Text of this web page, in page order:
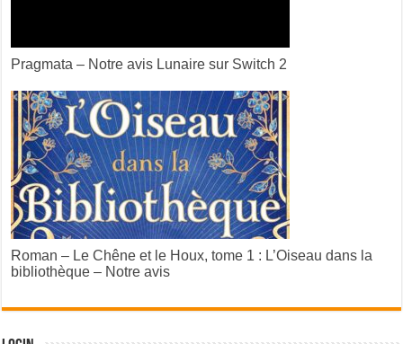
Pragmata – Notre avis Lunaire sur Switch 2
Roman – Le Chêne et le Houx, tome 1 : L’Oiseau dans la
bibliothèque – Notre avis